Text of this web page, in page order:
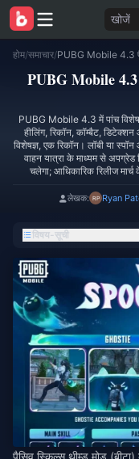
खोजें
होम/समाचार/
PUBG Mobile 4.3
PUBG Mobile 4.3 में पांच
हीलिंग, रिकॉन, कॉम्बैट,
विशेषज्ञ, एक रिकॉन। लॉबी या
वाहन यात्रा के माध्यम से
चलेगा; आधिकारिक रिलीज
लेखक: Ryan
विषय-सूची
पैसिव स्किल्स थीम्ड मोड